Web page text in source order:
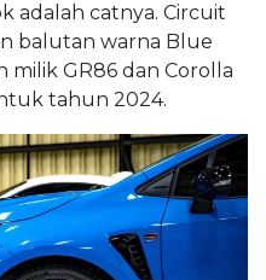
adalah catnya. Circuit
balutan warna Blue
milik GR86 dan Corolla
tahun 2024.